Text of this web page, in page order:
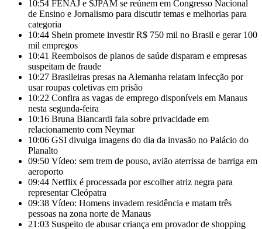
10:54 FENAJ e SJPAM se reúnem em Congresso Nacional
de Ensino e Jornalismo para discutir temas e melhorias para
categoria
10:44 Shein promete investir R$ 750 mil no Brasil e gerar 100
mil empregos
10:41 Reembolsos de planos de saúde disparam e empresas
suspeitam de fraude
10:27 Brasileiras presas na Alemanha relatam infecção por
usar roupas coletivas em prisão
10:22 Confira as vagas de emprego disponíveis em Manaus
nesta segunda-feira
10:16 Bruna Biancardi fala sobre privacidade em
relacionamento com Neymar
10:06 GSI divulga imagens do dia da invasão no Palácio do
Planalto
09:50 Vídeo: sem trem de pouso, avião aterrissa de barriga em
aeroporto
09:44 Netflix é processada por escolher atriz negra para
representar Cleópatra
09:38 Vídeo: Homens invadem residência e matam três
pessoas na zona norte de Manaus
21:03 Suspeito de abusar criança em provador de shopping